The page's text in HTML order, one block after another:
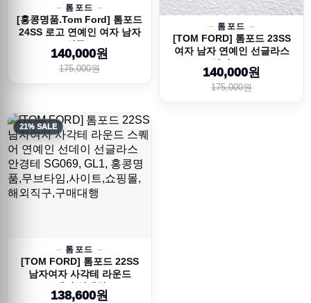
톰포드
[홍콩명품.Tom Ford] 톰포드
24SS 로고 연예인 여자 남자
선글...
140,000원
175,000원
톰포드
[TOM FORD] 톰포드 23SS
여자 남자 연예인 선글라스
(5컬러), SG...
140,000원
175,000원
21% SALE
톰포드
[TOM FORD] 톰포드 22SS
남자여자 사각테 라운드
스퀘어 연예인...
138,600원